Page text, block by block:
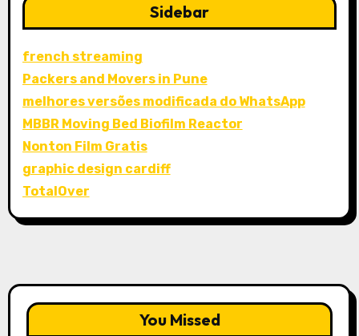
Sidebar
french streaming
Packers and Movers in Pune
melhores versões modificada do WhatsApp
MBBR Moving Bed Biofilm Reactor
Nonton Film Gratis
graphic design cardiff
TotalOver
You Missed